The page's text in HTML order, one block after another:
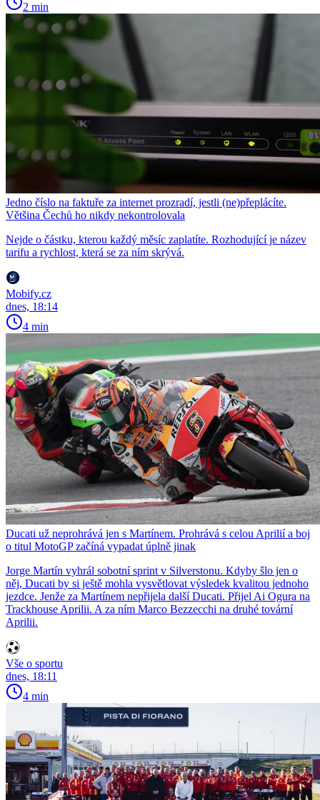
2 min
Jedno číslo na faktuře za internet prozradí, jestli (ne)přeplácíte.
Většina Čechů ho nikdy nekontrolovala
Nejde o částku, kterou každý měsíc zaplatíte. Rozhodující je název
tarifu a rychlost, která se za ním skrývá.
Mobify.cz
dnes, 18:14
4 min
Ducati už neprohrává jen s Martínem. Prohrává s celou Aprilií a boj
o titul MotoGP začíná vypadat úplně jinak
Jorge Martín vyhrál sobotní sprint v Silverstonu. Kdyby šlo jen o
něj, Ducati by si ještě mohla vysvětlovat výsledek kvalitou jednoho
jezdce. Jenže za Martínem nepřijela další Ducati. Přijel Ai Ogura na
Trackhouse Aprilii. A za ním Marco Bezzecchi na druhé tovární
Aprilii.
Vše o sportu
dnes, 18:11
4 min